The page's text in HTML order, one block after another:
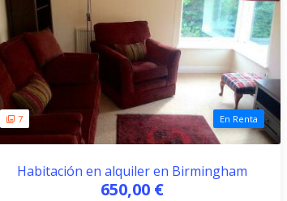
7 En Renta
Habitación en alquiler en Birmingham
650,00 €